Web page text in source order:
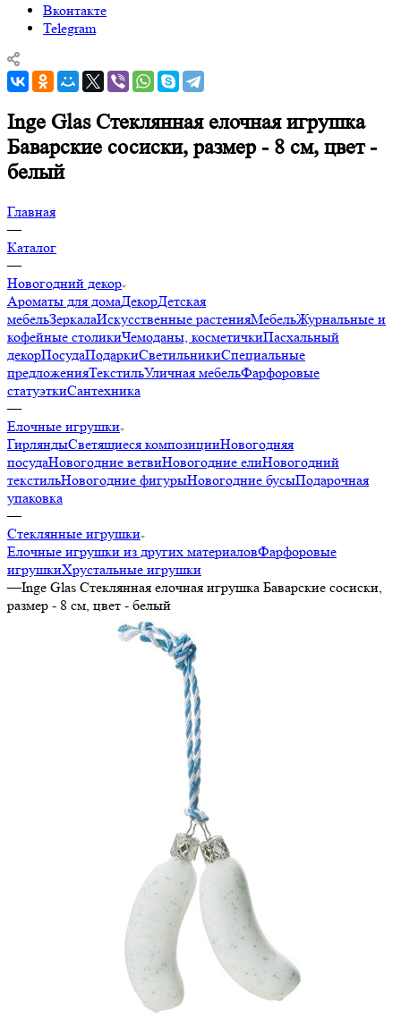
Вконтакте
Telegram
Inge Glas Стеклянная елочная игрушка
Баварские сосиски, размер - 8 см, цвет -
белый
Главная
—
Каталог
—
Новогодний декор
Ароматы для домаДекорДетская
мебельЗеркалаИскусственные растенияМебельЖурнальные и
кофейные столикиЧемоданы, косметичкиПасхальный
декорПосудаПодаркиСветильникиСпециальные
предложенияТекстильУличная мебельФарфоровые
статуэткиСантехника
—
Елочные игрушки
ГирляндыСветящиеся композицииНовогодняя
посудаНовогодние ветвиНовогодние елиНовогодний
текстильНовогодние фигурыНовогодние бусыПодарочная
упаковка
—
Стеклянные игрушки
Елочные игрушки из других материаловФарфоровые
игрушкиХрустальные игрушки
—Inge Glas Стеклянная елочная игрушка Баварские сосиски,
размер - 8 см, цвет - белый